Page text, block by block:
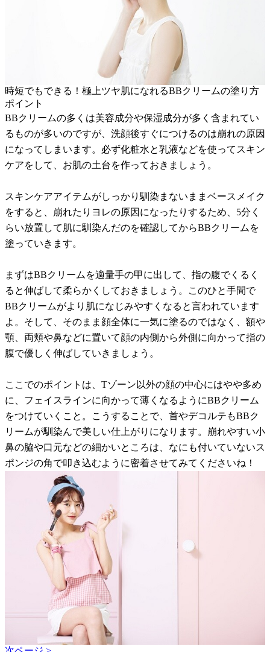
時短でもできる！極上ツヤ肌になれるBBクリームの塗り方
ポイント
BBクリームの多くは美容成分や保湿成分が多く含まれてい
るものが多いのですが、洗顔後すぐにつけるのは崩れの原因
になってしまいます。必ず化粧水と乳液などを使ってスキン
ケアをして、お肌の土台を作っておきましょう。
スキンケアアイテムがしっかり馴染まないままベースメイク
をすると、崩れたりヨレの原因になったりするため、5分く
らい放置して肌に馴染んだのを確認してからBBクリームを
塗っていきます。
まずはBBクリームを適量手の甲に出して、指の腹でくるく
ると伸ばして柔らかくしておきましょう。このひと手間で
BBクリームがより肌になじみやすくなると言われています
よ。そして、そのまま顔全体に一気に塗るのではなく、額や
顎、両頬や鼻などに置いて顔の内側から外側に向かって指の
腹で優しく伸ばしていきましょう。
ここでのポイントは、Tゾーン以外の顔の中心にはやや多め
に、フェイスラインに向かって薄くなるようにBBクリーム
をつけていくこと。こうすることで、首やデコルテもBBク
リームが馴染んで美しい仕上がりになります。崩れやすい小
鼻の脇や口元などの細かいところは、なにも付いていないス
ポンジの角で叩き込むように密着させてみてくださいね！